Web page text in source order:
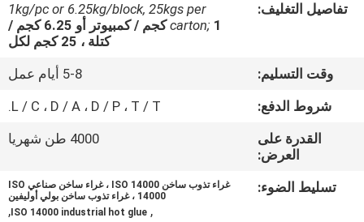
اتصل
أخبار
القضايا
تفاصيل التغليف:
1kg/pc or 6.25kg/block, 25kgs per
carton;
1 كجم / كمبيوتر أو 6.25 كجم /
كتلة ، 25 كجم لكل
وقت التسليم:
5-8 أيام عمل
شروط الدفع:
L / C ، D / A ، D / P ، T / T.
القدرة على
العرض:
4000 طن شهريا
تسليط الضوء:
غراء تذوب ساخن ISO 14000 ، غراء ساخن صناعي ISO
14000 ، غراء تذوب ساخن بولي أوليفين
,
ISO 14000 industrial hot glue
,